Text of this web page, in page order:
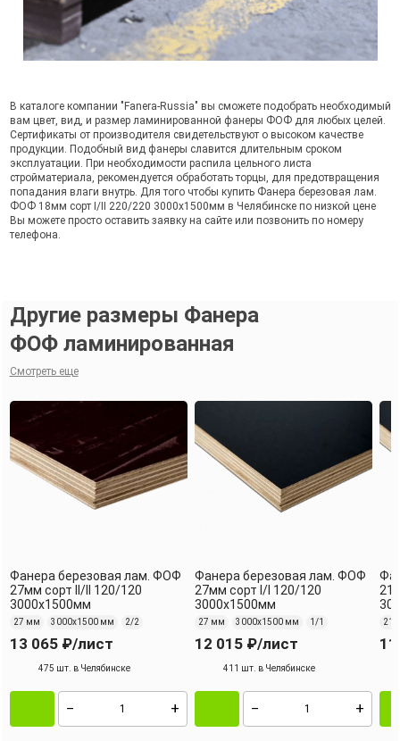
В каталоге компании "Fanera-Russia" вы сможете подобрать необходимый
вам цвет, вид, и размер ламинированной фанеры ФОФ для любых целей.
Сертификаты от производителя свидетельствуют о высоком качестве
продукции. Подобный вид фанеры славится длительным сроком
эксплуатации. При необходимости распила цельного листа
стройматериала, рекомендуется обработать торцы, для предотвращения
попадания влаги внутрь. Для того чтобы купить Фанера березовая лам.
ФОФ 18мм сорт I/II 220/220 3000х1500мм в Челябинске по низкой цене
Вы можете просто оставить заявку на сайте или позвонить по номеру
телефона.
Другие размеры Фанера
ФОФ ламинированная
Смотреть еще
Фанера березовая лам. ФОФ
27мм сорт II/II 120/120
3000х1500мм
27 мм 3000х1500 мм 2/2
13 065 ₽/лист
475 шт. в Челябинске
Фанера березовая лам. ФОФ
27мм сорт I/I 120/120
3000х1500мм
27 мм 3000х1500 мм 1/1
12 015 ₽/лист
411 шт. в Челябинске
21